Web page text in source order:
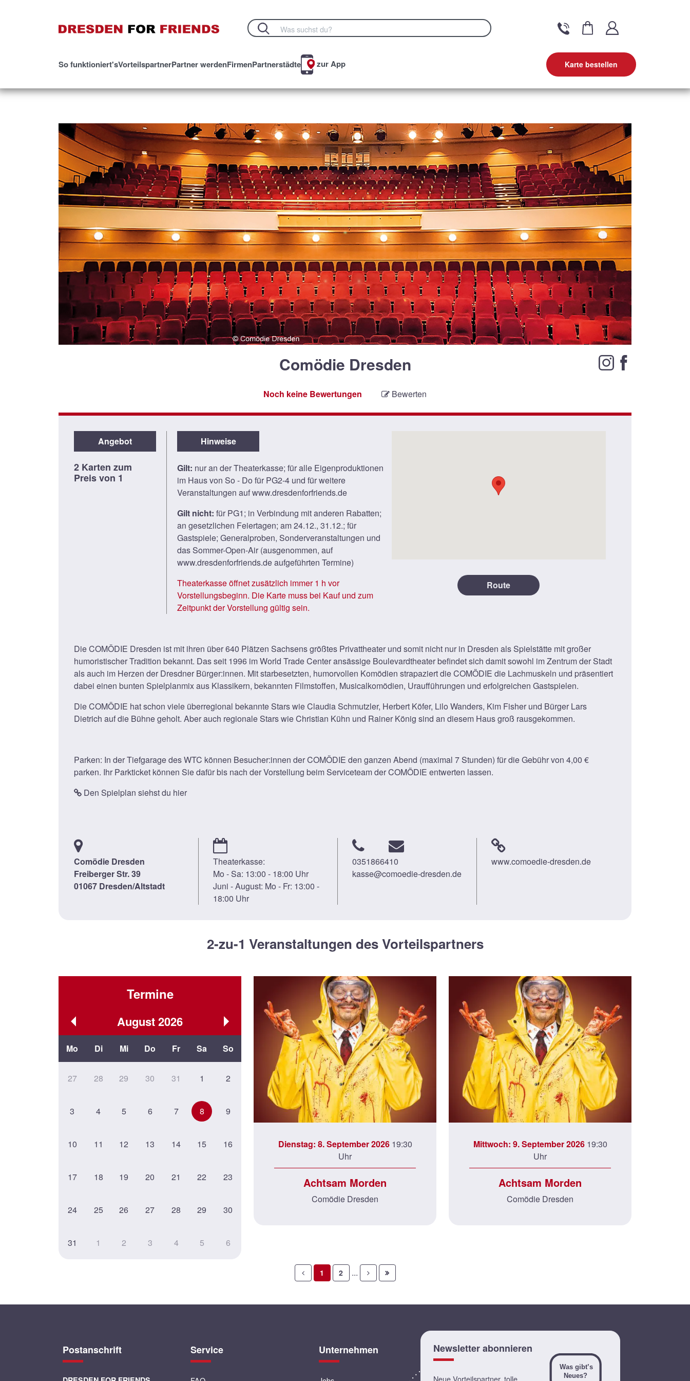
So funktioniert'sVorteilspartnerPartner werdenFirmenPartnerstädte zur App Karte bestellen
Comödie Dresden
Noch keine Bewertungen Bewerten
Angebot
2 Karten zum
Preis von 1
Hinweise
Gilt: nur an der Theaterkasse; für alle Eigenproduktionen
im Haus von So - Do für PG2-4 und für weitere
Veranstaltungen auf www.dresdenforfriends.de
Gilt nicht: für PG1; in Verbindung mit anderen Rabatten;
an gesetzlichen Feiertagen; am 24.12., 31.12.; für
Gastspiele; Generalproben, Sonderveranstaltungen und
das Sommer-Open-Air (ausgenommen, auf
www.dresdenforfriends.de aufgeführten Termine)
Theaterkasse öffnet zusätzlich immer 1 h vor
Vorstellungsbeginn. Die Karte muss bei Kauf und zum
Zeitpunkt der Vorstellung gültig sein.
Route
Die COMÖDIE Dresden ist mit ihren über 640 Plätzen Sachsens größtes Privattheater und somit nicht nur in Dresden als Spielstätte mit großer
humoristischer Tradition bekannt. Das seit 1996 im World Trade Center ansässige Boulevardtheater befindet sich damit sowohl im Zentrum der Stadt
als auch im Herzen der Dresdner Bürger:innen. Mit starbesetzten, humorvollen Komödien strapaziert die COMÖDIE die Lachmuskeln und präsentiert
dabei einen bunten Spielplanmix aus Klassikern, bekannten Filmstoffen, Musicalkomödien, Uraufführungen und erfolgreichen Gastspielen.
Die COMÖDIE hat schon viele überregional bekannte Stars wie Claudia Schmutzler, Herbert Köfer, Lilo Wanders, Kim Fisher und Bürger Lars
Dietrich auf die Bühne geholt. Aber auch regionale Stars wie Christian Kühn und Rainer König sind an diesem Haus groß rausgekommen.
Parken: In der Tiefgarage des WTC können Besucher:innen der COMÖDIE den ganzen Abend (maximal 7 Stunden) für die Gebühr von 4,00 €
parken. Ihr Parkticket können Sie dafür bis nach der Vorstellung beim Serviceteam der COMÖDIE entwerten lassen.
Den Spielplan siehst du hier
Comödie Dresden
Freiberger Str. 39
01067 Dresden/Altstadt
Theaterkasse:
Mo - Sa: 13:00 - 18:00 Uhr
Juni - August: Mo - Fr: 13:00 -
18:00 Uhr
0351866410
kasse@comoedie-dresden.de
www.comoedie-dresden.de
2-zu-1 Veranstaltungen des Vorteilspartners
Termine
August2026
Mo Di Mi Do Fr Sa So
27 28 29 30 31 1 2
3 4 5 6 7 8 9
10 11 12 13 14 15 16
17 18 19 20 21 22 23
24 25 26 27 28 29 30
31 1 2 3 4 5 6
Dienstag: 8. September 2026 19:30
Uhr
Achtsam Morden
Comödie Dresden
Mittwoch: 9. September 2026 19:30
Uhr
Achtsam Morden
Comödie Dresden
1 2 ...
Postanschrift Service Unternehmen Newsletter abonnieren
Neue Vorteilspartner, tolle